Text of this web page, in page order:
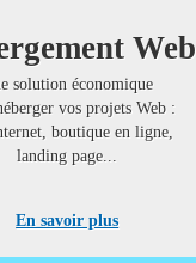
Web
solution économique
vos projets Web :
boutique en ligne,
landing page...
En savoir plus